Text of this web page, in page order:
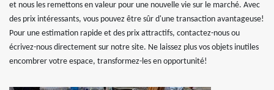
et nous les remettons en valeur pour une nouvelle vie sur le marché. Avec
des prix intéressants, vous pouvez être sûr d'une transaction avantageuse!
Pour une estimation rapide et des prix attractifs, contactez-nous ou
écrivez-nous directement sur notre site. Ne laissez plus vos objets inutiles
encombrer votre espace, transformez-les en opportunité!